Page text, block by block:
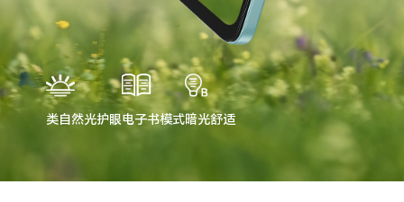
类自然光护眼电子书模式暗光舒适